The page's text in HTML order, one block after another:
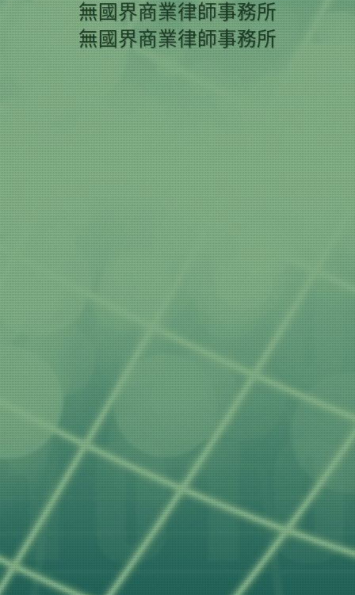
無國界商業律師事務所
無國界商業律師事務所